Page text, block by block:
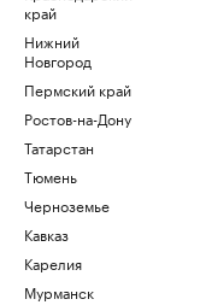
край
Нижний
Новгород
Пермский край
Ростов-на-Дону
Татарстан
Тюмень
Черноземье
Кавказ
Карелия
Мурманск